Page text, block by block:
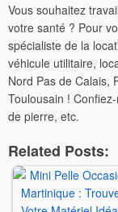
Vous souhaitez
votre santé ? Pour
spécialiste de la
véhicule utilitaire,
Nord Pas de Calais,
Toulousain !
de pierre, etc.
Related Posts: